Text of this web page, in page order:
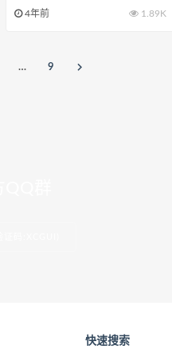
4年前 1.89K
… 9
快速搜索